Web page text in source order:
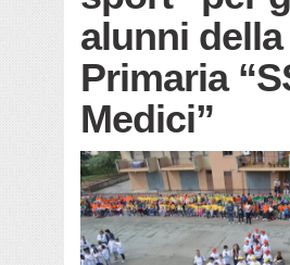
alunni della
Primaria
Medici”